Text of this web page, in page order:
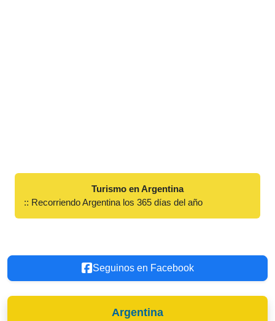
Turismo en Argentina
:: Recorriendo Argentina los 365 días del año
Seguinos en Facebook
Argentina